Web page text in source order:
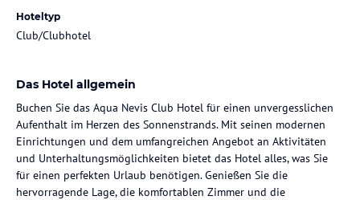
Hoteltyp
Club/Clubhotel
Das Hotel allgemein
Buchen Sie das Aqua Nevis Club Hotel für einen unvergesslichen
Aufenthalt im Herzen des Sonnenstrands. Mit seinen modernen
Einrichtungen und dem umfangreichen Angebot an Aktivitäten
und Unterhaltungsmöglichkeiten bietet das Hotel alles, was Sie
für einen perfekten Urlaub benötigen. Genießen Sie die
hervorragende Lage, die komfortablen Zimmer und die